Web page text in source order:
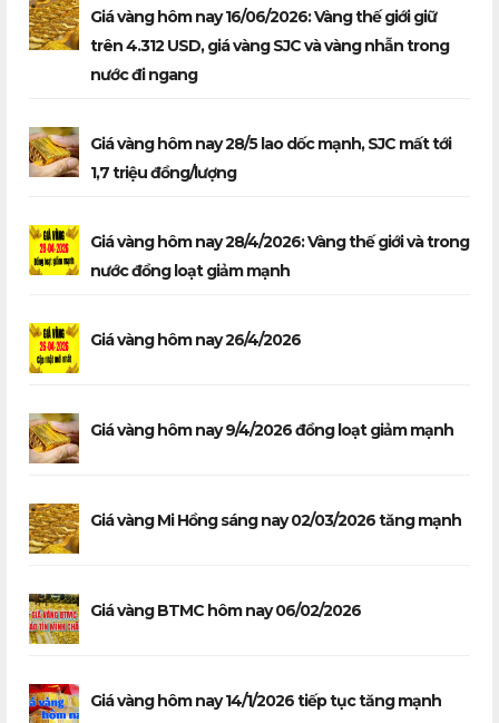
Giá vàng hôm nay 16/06/2026: Vàng thế giới giữ
trên 4.312 USD, giá vàng SJC và vàng nhẫn trong
nước đi ngang
Giá vàng hôm nay 28/5 lao dốc mạnh, SJC mất tới
1,7 triệu đồng/lượng
Giá vàng hôm nay 28/4/2026: Vàng thế giới và trong
nước đồng loạt giảm mạnh
Giá vàng hôm nay 26/4/2026
Giá vàng hôm nay 9/4/2026 đồng loạt giảm mạnh
Giá vàng Mi Hồng sáng nay 02/03/2026 tăng mạnh
Giá vàng BTMC hôm nay 06/02/2026
Giá vàng hôm nay 14/1/2026 tiếp tục tăng mạnh